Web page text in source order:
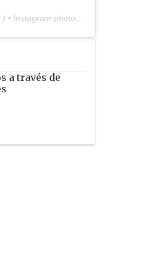
) • Instagram photos and videos
a través de